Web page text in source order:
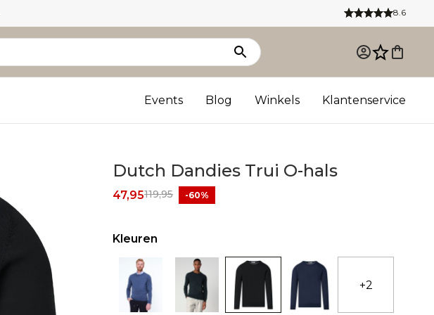
8.6
Events Blog Winkels Klantenservice
Dutch Dandies Trui O-hals
119,95
47,95 -60%
Kleuren
+2